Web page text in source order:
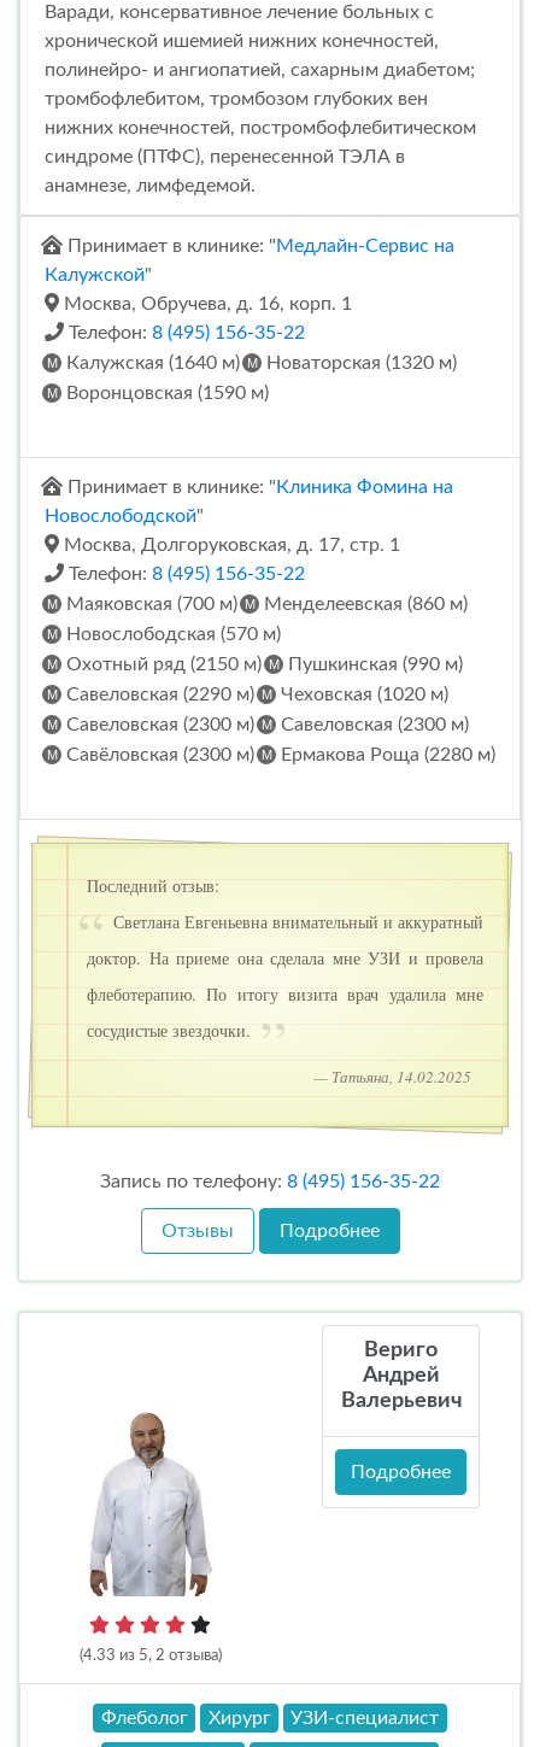
Варади, консервативное лечение больных с
хронической ишемией нижних конечностей,
полинейро- и ангиопатией, сахарным диабетом;
тромбофлебитом, тромбозом глубоких вен
нижних конечностей, постромбофлебитическом
синдроме (ПТФС), перенесенной ТЭЛА в
анамнезе, лимфедемой.
Принимает в клинике: "Медлайн-Сервис на
Калужской"
Москва, Обручева, д. 16, корп. 1
Телефон: 8 (495) 156-35-22
Калужская (1640 м)
Новаторская (1320 м)
Воронцовская (1590 м)
Принимает в клинике: " Клиника Фомина на
Новослободской"
Москва, Долгоруковская, д. 17, стр. 1
Телефон: 8 (495) 156-35-22
Маяковская (700 м)
Менделеевская (860 м)
Новослободская (570 м)
Охотный ряд (2150 м)
Пушкинская (990 м)
Савеловская (2290 м)
Чеховская (1020 м)
Савеловская (2300 м)
Савеловская (2300 м)
Савёловская (2300 м)
Ермакова Роща (2280 м)
Последний отзыв:
Светлана Евгеньевна внимательный и аккуратный
доктор. На приеме она сделала мне УЗИ и провела
флеботерапию. По итогу визита врач удалила мне
сосудистые звездочки.
— Татьяна, 14.02.2025
Запись по телефону: 8 (495) 156-35-22
Отзывы Подробнее
(4.33 из 5, 2 отзыва)
Вериго
Андрей
Валерьевич
Подробнее
Флеболог Хирург
УЗИ-специалист